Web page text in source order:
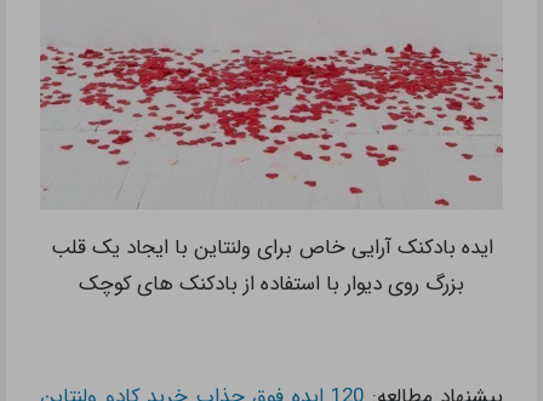
ایده بادکنک آرایی خاص برای ولنتاین با ایجاد یک قلب
بزرگ روی دیوار با استفاده از بادکنک های کوچک